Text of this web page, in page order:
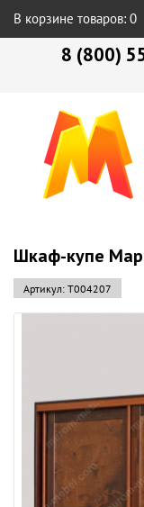
В корзине товаров: 0
8 (800)
Шкаф-купе
Артикул: Т004207